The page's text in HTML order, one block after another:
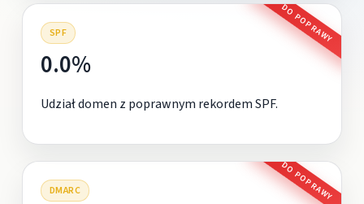
SPF DO POPRAWY
0.0%
Udział domen z poprawnym rekordem SPF.
DMARC DO POPRAWY